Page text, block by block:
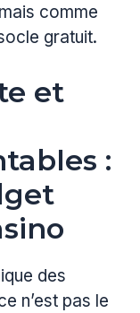
comme
gratuit.
et
:
des
n’est pas le